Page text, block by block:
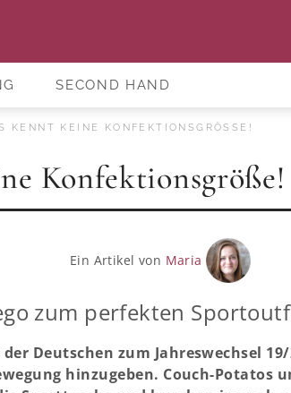
SECOND HAND
KENNT KEINE KONFEKTIONSGRÖSSE!
Konfektionsgröße!
Ein Artikel von Maria
zum perfekten
Deutschen zum Jahreswechsel
hinzugeben. Couch-Potatos